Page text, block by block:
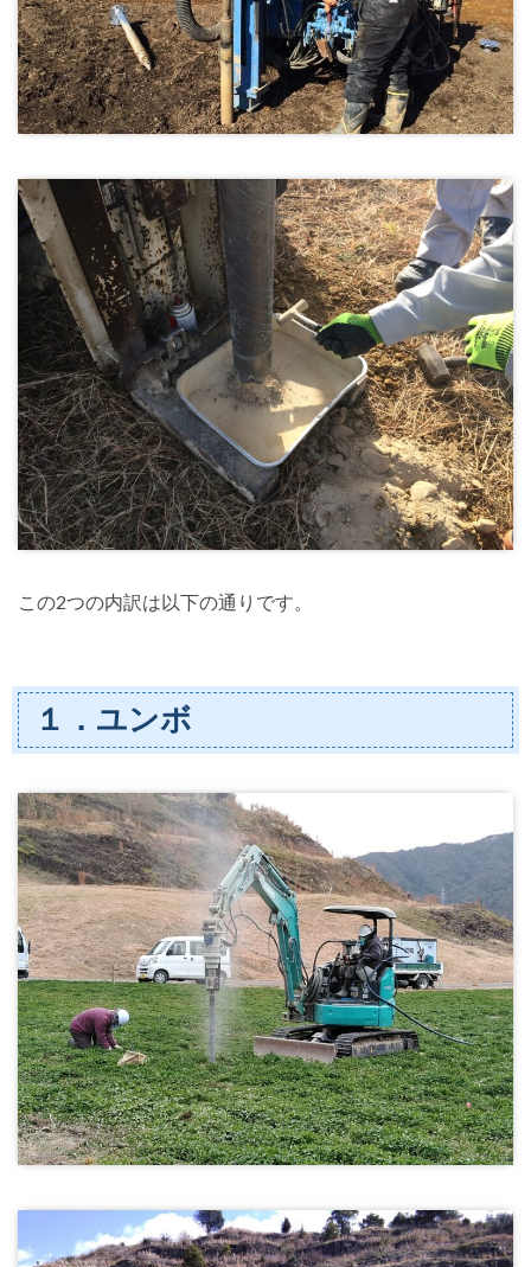
この2つの内訳は以下の通りです。
１．ユンボ